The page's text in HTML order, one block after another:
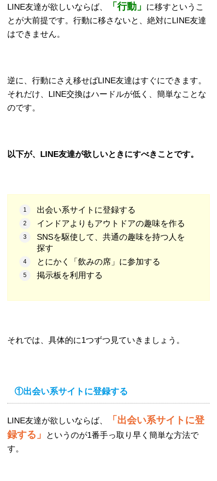
LINE友達が欲しいならば、 「行動」
に移すというこ
とが大前提です。行動に移さないと、絶対にLINE友達
はできません。
逆に、行動にさえ移せばLINE友達はすぐにできます。
それだけ、LINE交換はハードルが低く、簡単なことな
のです。
以下が、LINE友達が欲しいときにすべきことです。
出会い系サイトに登録する
インドアよりもアウトドアの趣味を作る
SNSを駆使して、共通の趣味を持つ人を
探す
とにかく「飲みの席」に参加する
掲示板を利用する
それでは、具体的に1つずつ見ていきましょう。
①出会い系サイトに登録する
LINE友達が欲しいならば、
「出会い系サイトに登
録する」
というのが1番手っ取り早く簡単な方法で
す。